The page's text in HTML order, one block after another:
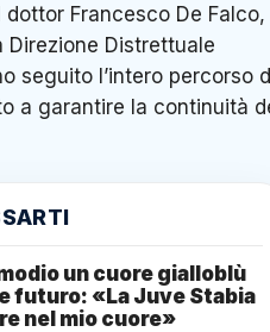
Francesco De Falco,
Distrettuale
seguito l’intero percorso
a garantire la continuità
un cuore gialloblù
futuro: «La Juve Stabia
nel mio cuore»